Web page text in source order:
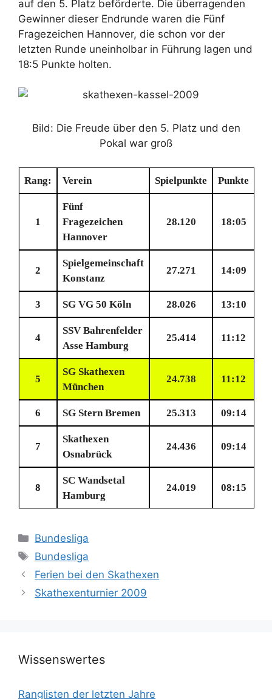
auf den 5. Platz beförderte. Die überragenden
Gewinner dieser Endrunde waren die Fünf
Fragezeichen Hannover, die schon vor der
letzten Runde uneinholbar in Führung lagen und
18:5 Punkte holten.
Bild: Die Freude über den 5. Platz und den
Pokal war groß
Rang: Verein Spielpunkte Punkte
1
Fünf
Fragezeichen
Hannover
28.120 18:05
2
Spielgemeinschaft
Konstanz
27.271 14:09
3 SG VG 50 Köln 28.026 13:10
4
SSV Bahrenfelder
Asse Hamburg
25.414 11:12
5
SG Skathexen
München
24.738 11:12
6 SG Stern Bremen 25.313 09:14
7
Skathexen
Osnabrück
24.436 09:14
8
SC Wandsetal
Hamburg
24.019 08:15
Kategorien
Bundesliga
Schlagwörter
Bundesliga
Ferien bei den Skathexen
Skathexenturnier 2009
Wissenswertes
Ranglisten der letzten Jahre